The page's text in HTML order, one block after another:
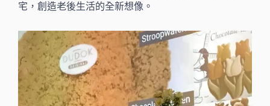
宅，創造老後生活的全新想像。